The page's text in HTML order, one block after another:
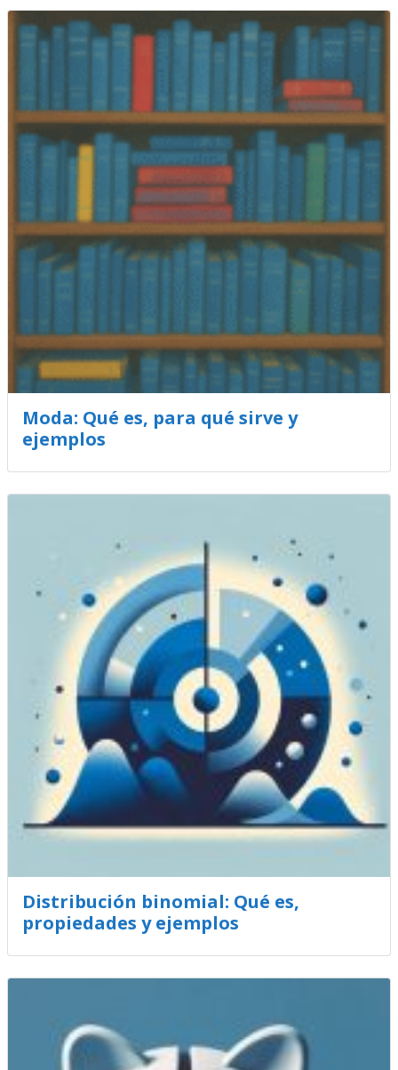
Moda: Qué es, para qué sirve y
ejemplos
Distribución binomial: Qué es,
propiedades y ejemplos